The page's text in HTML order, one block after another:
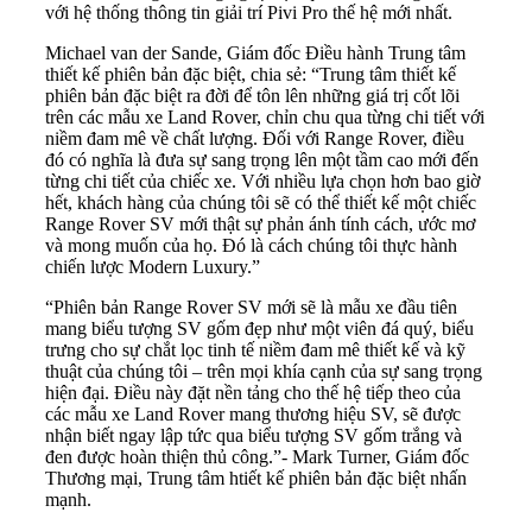
với hệ thống thông tin giải trí Pivi Pro thế hệ mới nhất.
Michael van der Sande, Giám đốc Điều hành Trung tâm
thiết kế phiên bản đặc biệt, chia sẻ: “Trung tâm thiết kế
phiên bản đặc biệt ra đời để tôn lên những giá trị cốt lõi
trên các mẫu xe Land Rover, chỉn chu qua từng chi tiết với
niềm đam mê về chất lượng. Đối với Range Rover, điều
đó có nghĩa là đưa sự sang trọng lên một tầm cao mới đến
từng chi tiết của chiếc xe. Với nhiều lựa chọn hơn bao giờ
hết, khách hàng của chúng tôi sẽ có thể thiết kế một chiếc
Range Rover SV mới thật sự phản ánh tính cách, ước mơ
và mong muốn của họ. Đó là cách chúng tôi thực hành
chiến lược Modern Luxury.”
“Phiên bản Range Rover SV mới sẽ là mẫu xe đầu tiên
mang biểu tượng SV gốm đẹp như một viên đá quý, biểu
trưng cho sự chắt lọc tinh tế niềm đam mê thiết kế và kỹ
thuật của chúng tôi – trên mọi khía cạnh của sự sang trọng
hiện đại. Điều này đặt nền tảng cho thế hệ tiếp theo của
các mẫu xe Land Rover mang thương hiệu SV, sẽ được
nhận biết ngay lập tức qua biểu tượng SV gốm trắng và
đen được hoàn thiện thủ công.”- Mark Turner, Giám đốc
Thương mại, Trung tâm htiết kế phiên bản đặc biệt nhấn
mạnh.